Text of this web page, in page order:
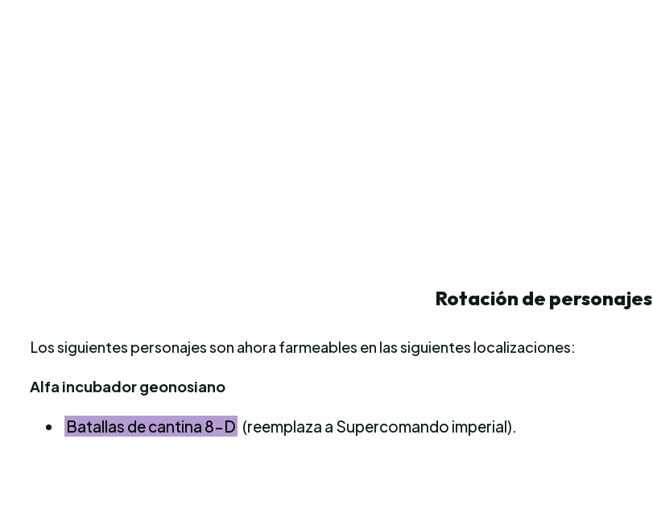
Rotación de personajes
Los siguientes personajes son ahora farmeables en las siguientes localizaciones:
Alfa incubador geonosiano
Batallas de cantina 8-D (reemplaza a Supercomando imperial).